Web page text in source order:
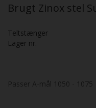
Brugt Zinox stel
Teltstænger
Lager nr.
Passer A-mål 1050 - 1075